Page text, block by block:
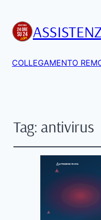
COLLEGAMENTO
Tag: antivirus